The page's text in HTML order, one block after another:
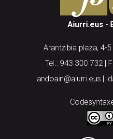
Aiurri.eus -
Arantzibia plaza, 4-
Tel.: 943 300 732 |
andoain@aiurri.eus |